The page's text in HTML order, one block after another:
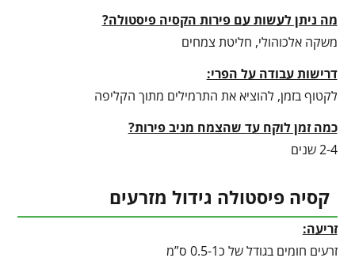
מה ניתן לעשות עם פירות הקסיה פיסטולה?
משקה אלכוהולי, חליטת צמחים
דרישות עבודה על הפרי:
לקטוף בזמן, להוציא את התרמילים מתוך הקליפה
כמה זמן לוקח עד שהצמח מניב פירות?
2-4 שנים
קסיה פיסטולה גידול מזרעים
זריעה:
זרעים חומים בגודל של כ0.5-1 ס”מ